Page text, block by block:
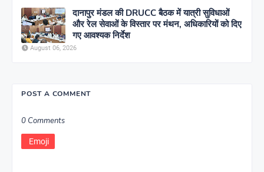
दानापुर मंडल की DRUCC बैठक में यात्री सुविधाओं
और रेल सेवाओं के विस्तार पर मंथन, अधिकारियों को दिए
गए आवश्यक निर्देश
August 06, 2026
POST A COMMENT
0 Comments
Emoji